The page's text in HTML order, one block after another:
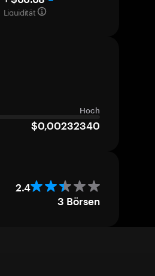
Liquidität
Hoch
$0,00232340
2.4
3 Börsen